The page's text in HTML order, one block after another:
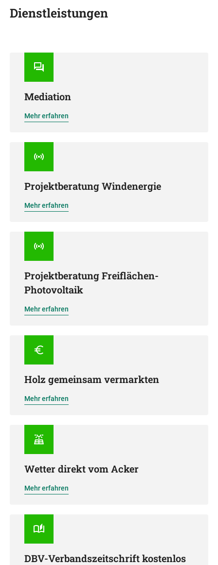
Dienstleistungen
Mediation
Mehr erfahren
Projektberatung Windenergie
Mehr erfahren
Projektberatung Freiflächen-
Photovoltaik
Mehr erfahren
Holz gemeinsam vermarkten
Mehr erfahren
Wetter direkt vom Acker
Mehr erfahren
DBV-Verbandszeitschrift kostenlos